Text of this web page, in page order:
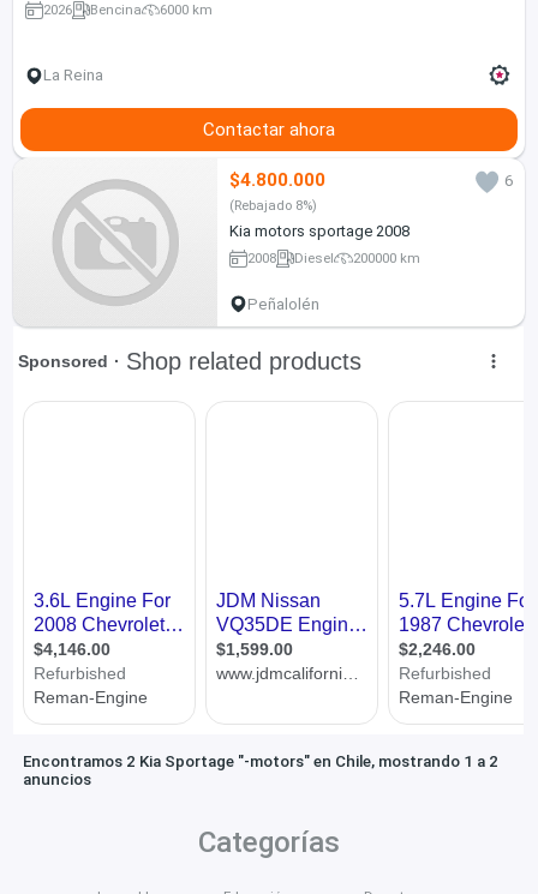
2026 Bencina 6000 km
La Reina
Contactar ahora
$4.800.000 6
(Rebajado 8%)
Kia motors sportage 2008
2008 Diesel 200000 km
Peñalolén
Encontramos 2 Kia Sportage "-motors" en Chile, mostrando 1 a 2
anuncios
Categorías